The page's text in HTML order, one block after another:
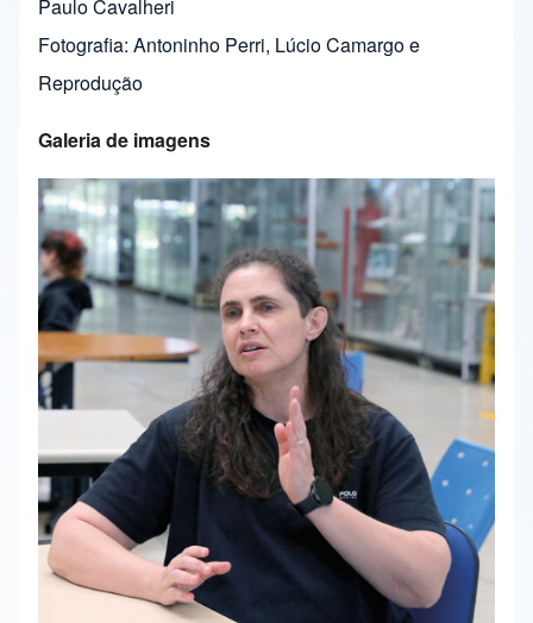
Paulo Cavalheri
Fotografia: Antoninho Perri, Lúcio Camargo e
Reprodução
Galeria de imagens